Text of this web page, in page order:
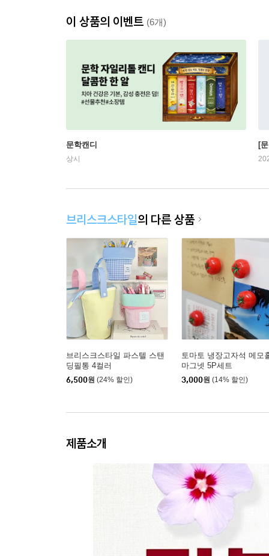
이 상품의 이벤트 (6개)
문학캔디
상시
[
브리스크스타일의 다른 상품
브리스크스타일 파스텔 스탠
딩필통 4컬러
6,500원 (24% 할인)
토마토 냉장고자석 메모
마그넷 5P세트
3,000원 (14% 할인)
제품소개